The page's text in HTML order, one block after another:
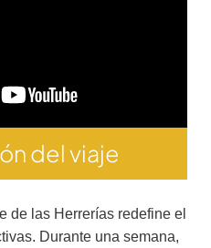
del viaje
de las Herrerías redefine el
Durante una semana,